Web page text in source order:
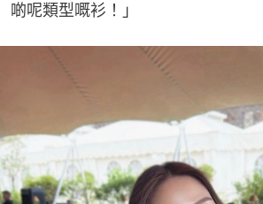
啲呢類型嘅衫！」